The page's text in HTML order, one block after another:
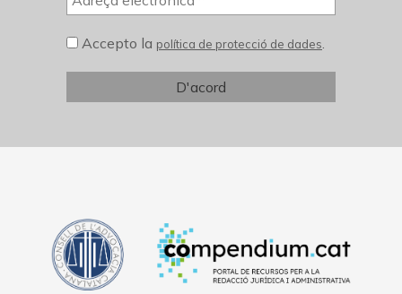
Accepto la política de protecció de dades.